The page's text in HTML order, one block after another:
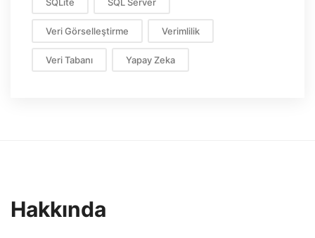
Veri Görselleştirme Verimlilik
Veri Tabanı Yapay Zeka
Hakkında